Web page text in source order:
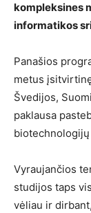
kompleksines
informatikos
Panašios
metus
Švedijos,
paklausa
Vyraujančios
studijos taps
vėliau ir